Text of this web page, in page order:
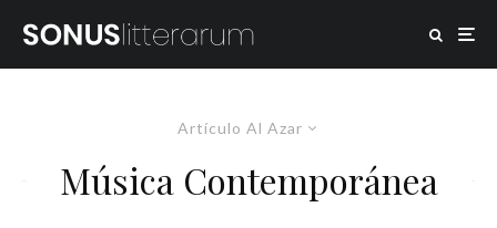
Artículo Al Azar
Música Contemporánea